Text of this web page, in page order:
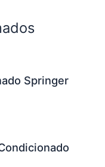
Springer